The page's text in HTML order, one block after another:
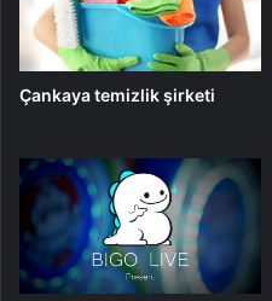
Çankaya temizlik şirketi